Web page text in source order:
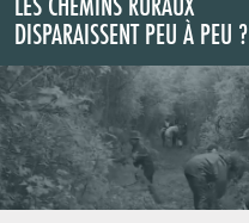
DISPARAISSENT PEU À PEU ?